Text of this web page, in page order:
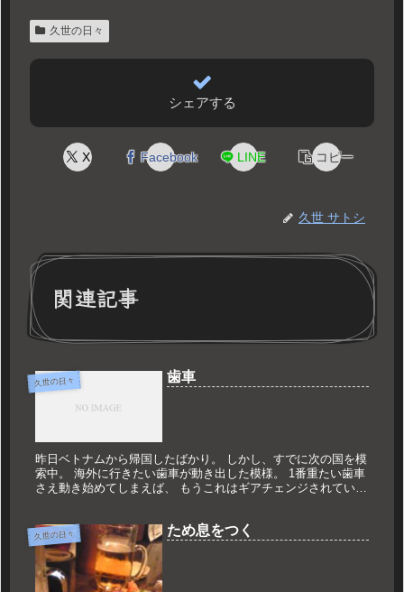
久世の日々
シェアする
X Facebook LINE コピー
久世 サトシ
関連記事
久世の日々 歯車
昨日ベトナムから帰国したばかり。 しかし、すでに次の国を模
索中。 海外に行きたい歯車が動き出した模様。 1番重たい歯車
さえ動き始めてしまえば、 もうこれはギアチェンジされていく
久世の日々 ため息をつく